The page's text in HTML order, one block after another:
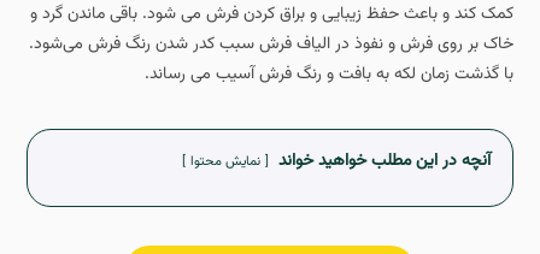
کمک کند و باعث حفظ زیبایی و براق کردن فرش می شود. باقی ماندن گرد و
خاک بر روی فرش و نفوذ در الیاف فرش سبب کدر شدن رنگ فرش می‌شود.
با گذشت زمان لکه به بافت و رنگ فرش آسیب می رساند.
آنچه در این مطلب خواهید خواند نمایش محتوا